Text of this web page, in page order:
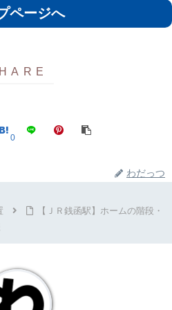
ページへ
0
わだっつ
【ＪＲ銭函駅】ホームの階段・